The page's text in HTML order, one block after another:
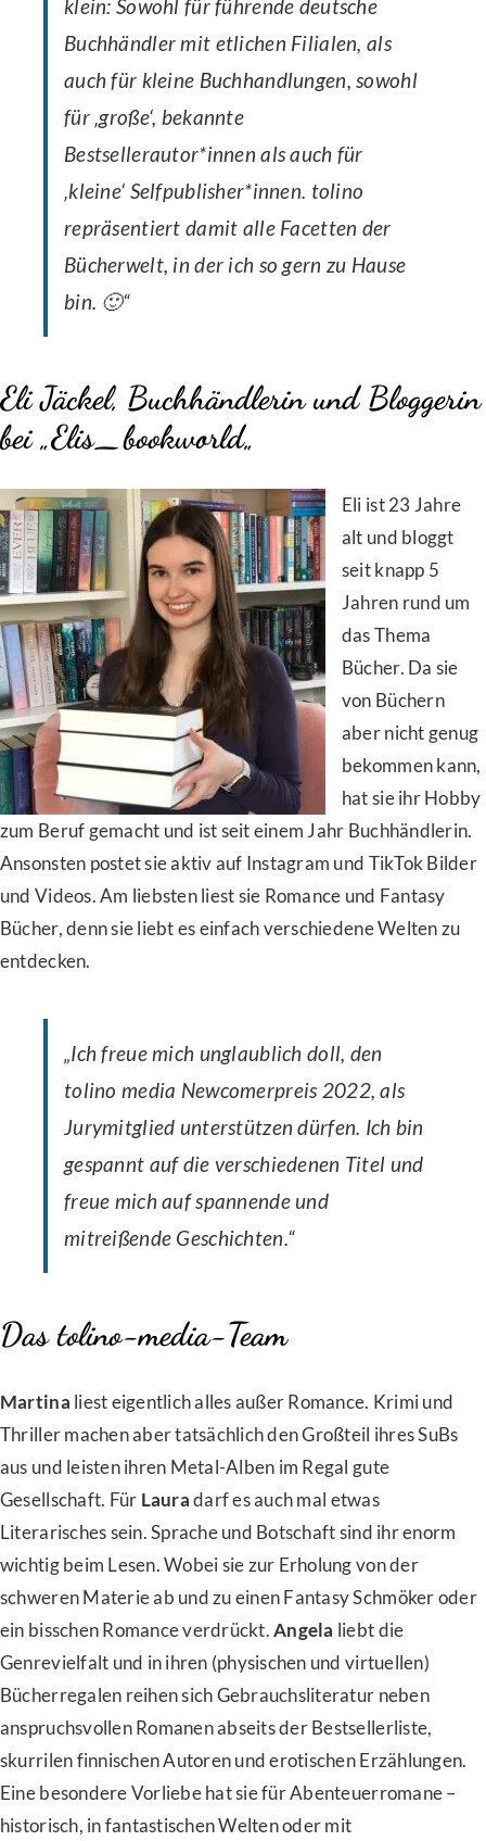
klein: Sowohl für führende deutsche
Buchhändler mit etlichen Filialen, als
auch für kleine Buchhandlungen, sowohl
für ‚große‘, bekannte
Bestsellerautor*innen als auch für
‚kleine‘ Selfpublisher*innen. tolino
repräsentiert damit alle Facetten der
Bücherwelt, in der ich so gern zu Hause
bin. 🙂“
Eli Jäckel, Buchhändlerin und Bloggerin
bei „Elis_bookworld„
Eli ist 23 Jahre
alt und bloggt
seit knapp 5
Jahren rund um
das Thema
Bücher. Da sie
von Büchern
aber nicht genug
bekommen kann,
hat sie ihr Hobby
zum Beruf gemacht und ist seit einem Jahr Buchhändlerin.
Ansonsten postet sie aktiv auf Instagram und TikTok Bilder
und Videos. Am liebsten liest sie Romance und Fantasy
Bücher, denn sie liebt es einfach verschiedene Welten zu
entdecken.
„Ich freue mich unglaublich doll, den
tolino media Newcomerpreis 2022, als
Jurymitglied unterstützen dürfen. Ich bin
gespannt auf die verschiedenen Titel und
freue mich auf spannende und
mitreißende Geschichten.“
Das tolino-media-Team
Martina liest eigentlich alles außer Romance. Krimi und
Thriller machen aber tatsächlich den Großteil ihres SuBs
aus und leisten ihren Metal-Alben im Regal gute
Gesellschaft. Für Lauradarf es auch mal etwas
Literarisches sein. Sprache und Botschaft sind ihr enorm
wichtig beim Lesen. Wobei sie zur Erholung von der
schweren Materie ab und zu einen Fantasy Schmöker oder
ein bisschen Romance verdrückt.Angela liebt die
Genrevielfalt und in ihren (physischen und virtuellen)
Bücherregalen reihen sich Gebrauchsliteratur neben
anspruchsvollen Romanen abseits der Bestsellerliste,
skurrilen finnischen Autoren und erotischen Erzählungen.
Eine besondere Vorliebe hat sie für Abenteuerromane –
historisch, in fantastischen Welten oder mit